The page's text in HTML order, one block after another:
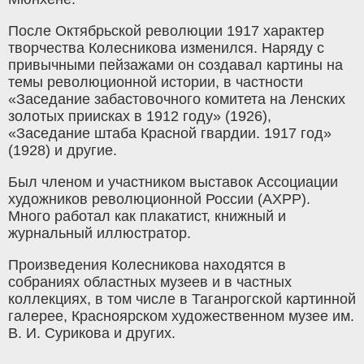
После Октябрьской революции 1917 характер
творчества Колесникова изменился. Наряду с
привычными пейзажами он создавал картины на
темы революционной истории, в частности
«Заседание забастовочного комитета на Ленских
золотых приисках в 1912 году» (1926),
«Заседание штаба Красной гвардии. 1917 год»
(1928) и другие.
Был членом и участником выставок Ассоциации
художников революционной России (АХРР).
Много работал как плакатист, книжный и
журнальный иллюстратор.
Произведения Колесникова находятся в
собраниях областных музеев и в частных
коллекциях, в том числе в Таганрогской картинной
галерее, Красноярском художественном музее им.
В. И. Сурикова и других.